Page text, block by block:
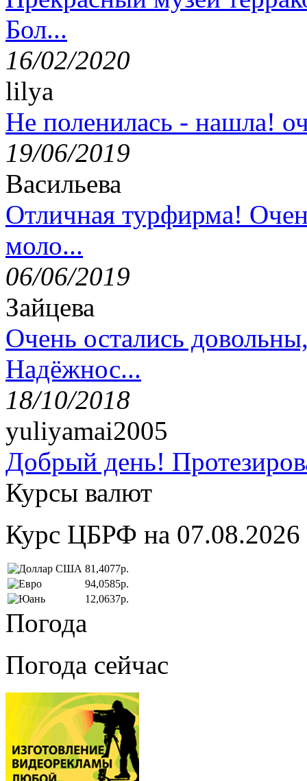
Бол...
16/02/2020
lilya
Не поленилась - нашла!
19/06/2019
Васильева
Отличная турфирма!
моло...
06/06/2019
Зайцева
Очень остались
Надёжнос...
18/10/2018
yuliyamai2005
Добрый день!
Курсы валют
Курс ЦБРФ на 07.08.2026
81,4077р.
94,0585р.
12,0637р.
Погода
Погода сейчас